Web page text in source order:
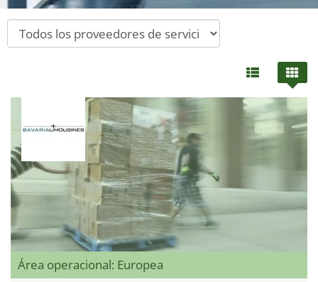
Área operacional: Europea